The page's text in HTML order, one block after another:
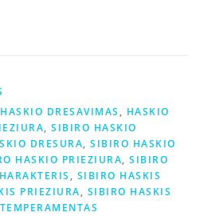
HASKIO DRESAVIMAS , HASKIO
, SIBIRO HASKIO
DRESURA, SIBIRO HASKIO
HASKIO PRIEZIURA, SIBIRO
, SIBIRO HASKIS
PRIEZIURA, SIBIRO HASKIS